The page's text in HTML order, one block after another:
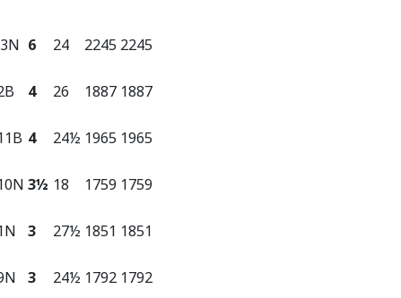
6 24 2245 2245
4 26 1887 1887
4 24½ 1965 1965
3½ 18 1759 1759
3 27½ 1851 1851
3 24½ 1792 1792